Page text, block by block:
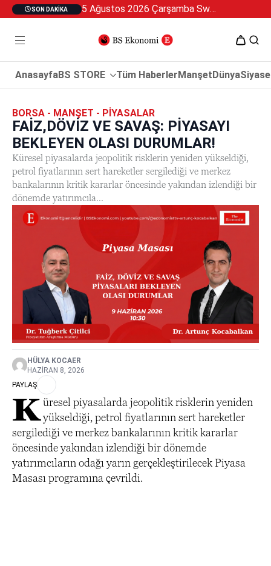
SON DAKIKA 5 Ağustos 2026 Çarşamba Swan Özel 2
AnasayfaBS STORE Tüm HaberlerManşetDünya
BORSA - MANŞET - PIYASALAR
FAİZ,DÖVİZ VE SAVAŞ: PİYASAYI
BEKLEYEN OLASI DURUMLAR!
Küresel piyasalarda jeopolitik risklerin yeniden yükseldiği,
petrol fiyatlarının sert hareketler sergilediği ve merkez
bankalarının kritik kararlar öncesinde yakından izlendiği bir
dönemde yatırımcıla...
HÜLYA KOCAER
HAZIRAN 8, 2026
PAYLAŞ
K üresel piyasalarda jeopolitik risklerin yeniden
yükseldiği, petrol fiyatlarının sert hareketler
sergilediği ve merkez bankalarının kritik kararlar
öncesinde yakından izlendiği bir dönemde
yatırımcıların odağı yarın gerçekleştirilecek Piyasa
Masası programına çevrildi.